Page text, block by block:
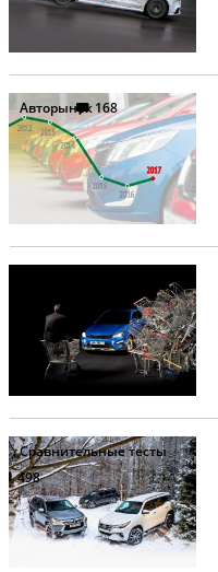
Авторынок168
315
Сравнительные тесты
498